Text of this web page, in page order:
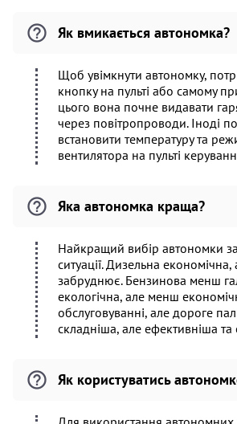
Як вмикається автономка?
Щоб увімкнути автономку,
кнопку на пульті або самому
цього вона почне видавати
через повітропроводи. Іноді
встановити температуру та
вентилятора на пульті
Яка автономка краща?
Найкращий вибір автономки
ситуації. Дизельна економічна,
забруднює. Бензинова менш
екологічна, але менш
обслуговуванні, але дороге
складніша, але ефективніша та
Як користуватись